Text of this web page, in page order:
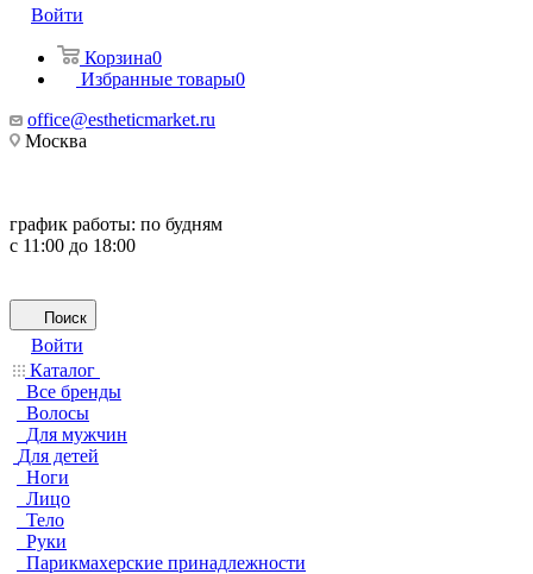
Войти
Корзина0
Избранные товары0
office@estheticmarket.ru
Москва
график работы: по будням
с 11:00 до 18:00
Поиск
Войти
Каталог
Все бренды
Волосы
Для мужчин
Для детей
Ноги
Лицо
Тело
Руки
Парикмахерские принадлежности